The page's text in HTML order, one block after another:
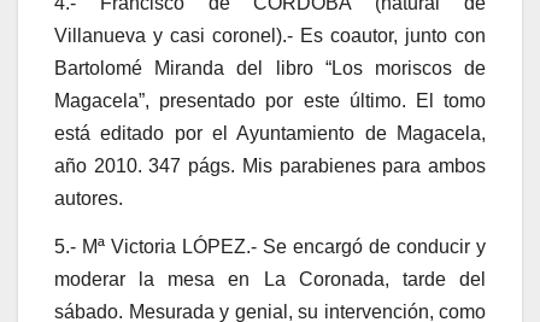
Villanueva y casi coronel).- Es coautor, junto con
Bartolomé Miranda del libro “Los moriscos de
Magacela”, presentado por este último. El tomo
está editado por el Ayuntamiento de Magacela,
año 2010. 347 págs. Mis parabienes para ambos
autores.
5.- Mª Victoria LÓPEZ.- Se encargó de conducir y
moderar la mesa en La Coronada, tarde del
sábado. Mesurada y genial, su intervención, como